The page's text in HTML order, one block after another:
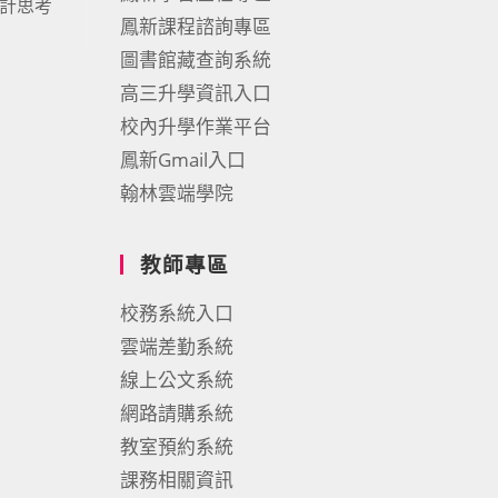
思考
鳳新課程諮詢專區
圖書館藏查詢系統
高三升學資訊入口
校內升學作業平台
鳳新Gmail入口
翰林雲端學院
教師專區
校務系統入口
雲端差勤系統
線上公文系統
網路請購系統
教室預約系統
課務相關資訊